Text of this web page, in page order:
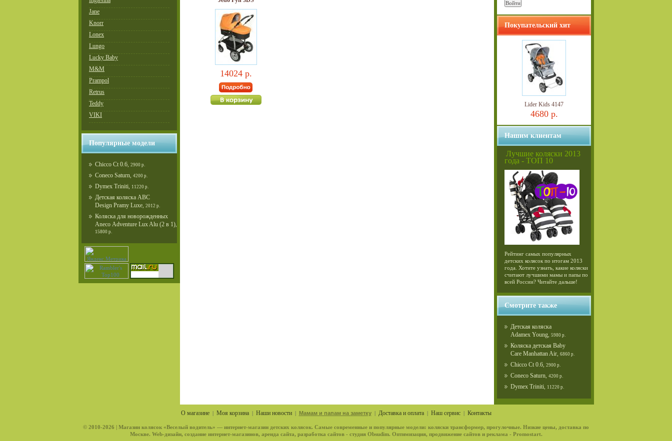
Jane
Knorr
Lonex
Lungo
Lucky Baby
M&M
Prampol
Retrus
Teddy
VIKI
Популярные модели
Chicco Ct 0.6 2900 р.
Coneco Saturn 4200 р.
Dymex Triniti 11220 р.
Детская коляска ABC
Design Pramy Luxe 2012 р.
Коляска для новорожденных
Aneco Adventure Lux Alu (2 в 1)
15800 р.
14024 р.
Покупательский хит
Lider Kids 4147
4680 р.
Нашим клиентам
Лучшие коляски 2013
года - ТОП 10
Рейтинг самых популярных
детских колясок по итогам 2013
года. Хотите узнать, какие коляски
считают лучшими мамы и папы по
всей России? Читайте дальше!
Смотрите также
Детская коляска
Adamex Young 5980 р.
Коляска детская Baby
Care Manhattan Air 6860 р.
Chicco Ct 0.6 2900 р.
Coneco Saturn 4200 р.
Dymex Triniti 11220 р.
О магазине| Моя корзина| Наши новости| Мамам и папам на заметку| Доставка и оплата| Наш сервис| Контакты
© 2010-2026 | Магазин колясок «Веселый водитель» — интернет-магазин детских колясок. Самые современные и популярные модели: коляски трансформер, прогулочные. Низкие цены, доставка по
Москве. Web-дизайн, создание интернет-магазинов, аренда сайта, разработка сайтов - студия Obsudim. Оптимизация, продвижение сайтов и реклама - Promostart.